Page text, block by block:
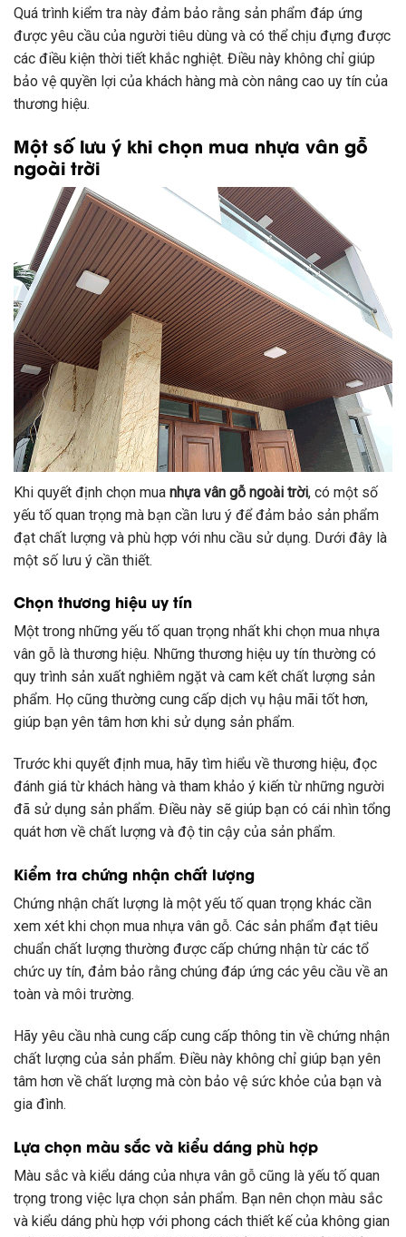
Quá trình kiểm tra này đảm bảo rằng sản phẩm đáp ứng
được yêu cầu của người tiêu dùng và có thể chịu đựng được
các điều kiện thời tiết khắc nghiệt. Điều này không chỉ giúp
bảo vệ quyền lợi của khách hàng mà còn nâng cao uy tín của
thương hiệu.
Một số lưu ý khi chọn mua nhựa vân gỗ
ngoài trời
Khi quyết định chọn mua nhựa vân gỗ ngoài trời, có một số
yếu tố quan trọng mà bạn cần lưu ý để đảm bảo sản phẩm
đạt chất lượng và phù hợp với nhu cầu sử dụng. Dưới đây là
một số lưu ý cần thiết.
Chọn thương hiệu uy tín
Một trong những yếu tố quan trọng nhất khi chọn mua nhựa
vân gỗ là thương hiệu. Những thương hiệu uy tín thường có
quy trình sản xuất nghiêm ngặt và cam kết chất lượng sản
phẩm. Họ cũng thường cung cấp dịch vụ hậu mãi tốt hơn,
giúp bạn yên tâm hơn khi sử dụng sản phẩm.
Trước khi quyết định mua, hãy tìm hiểu về thương hiệu, đọc
đánh giá từ khách hàng và tham khảo ý kiến từ những người
đã sử dụng sản phẩm. Điều này sẽ giúp bạn có cái nhìn tổng
quát hơn về chất lượng và độ tin cậy của sản phẩm.
Kiểm tra chứng nhận chất lượng
Chứng nhận chất lượng là một yếu tố quan trọng khác cần
xem xét khi chọn mua nhựa vân gỗ. Các sản phẩm đạt tiêu
chuẩn chất lượng thường được cấp chứng nhận từ các tổ
chức uy tín, đảm bảo rằng chúng đáp ứng các yêu cầu về an
toàn và môi trường.
Hãy yêu cầu nhà cung cấp cung cấp thông tin về chứng nhận
chất lượng của sản phẩm. Điều này không chỉ giúp bạn yên
tâm hơn về chất lượng mà còn bảo vệ sức khỏe của bạn và
gia đình.
Lựa chọn màu sắc và kiểu dáng phù hợp
Màu sắc và kiểu dáng của nhựa vân gỗ cũng là yếu tố quan
trọng trong việc lựa chọn sản phẩm. Bạn nên chọn màu sắc
và kiểu dáng phù hợp với phong cách thiết kế của không gian